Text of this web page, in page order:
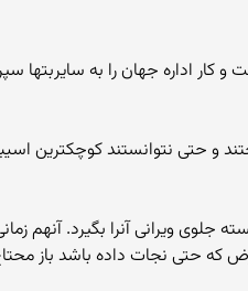
کار اداره جهان را به
جلوی ویرانی آنرا بگیرد.
حتی نجات داده باشد باز